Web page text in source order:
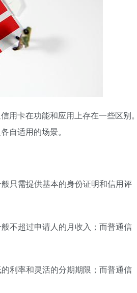
用卡在功能和应用上存在一些区别
自适用的场景。
只需提供基本的身份证明和信用评
不超过申请人的月收入；而普通信
利率和灵活的分期期限；而普通信